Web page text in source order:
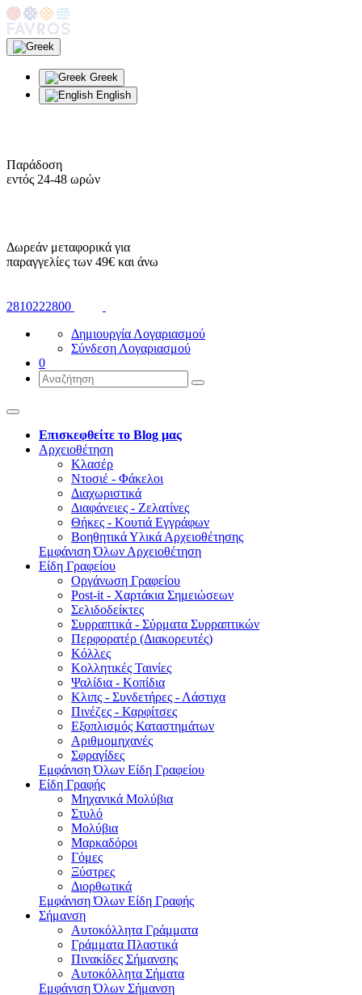
Greek
English
Παράδοση
εντός 24-48 ωρών
Δωρεάν μεταφορικά για
παραγγελίες των 49€ και άνω
2810222800
Δημιουργία Λογαριασμού
Σύνδεση Λογαριασμού
0
Επισκεφθείτε το Blog μας
Αρχειοθέτηση
Κλασέρ
Ντοσιέ - Φάκελοι
Διαχωριστικά
Διαφάνειες - Ζελατίνες
Θήκες - Κουτιά Εγγράφων
Βοηθητικά Υλικά Αρχειοθέτησης
Εμφάνιση Όλων Αρχειοθέτηση
Είδη Γραφείου
Οργάνωση Γραφείου
Post-it - Χαρτάκια Σημειώσεων
Σελιδοδείκτες
Συρραπτικά - Σύρματα Συρραπτικών
Περφορατέρ (Διακορευτές)
Κόλλες
Κολλητικές Ταινίες
Ψαλίδια - Κοπίδια
Κλιπς - Συνδετήρες - Λάστιχα
Πινέζες - Καρφίτσες
Εξοπλισμός Καταστημάτων
Αριθμομηχανές
Σφραγίδες
Εμφάνιση Όλων Είδη Γραφείου
Είδη Γραφής
Μηχανικά Μολύβια
Στυλό
Μολύβια
Μαρκαδόροι
Γόμες
Ξύστρες
Διορθωτικά
Εμφάνιση Όλων Είδη Γραφής
Σήμανση
Αυτοκόλλητα Γράμματα
Γράμματα Πλαστικά
Πινακίδες Σήμανσης
Αυτοκόλλητα Σήματα
Εμφάνιση Όλων Σήμανση